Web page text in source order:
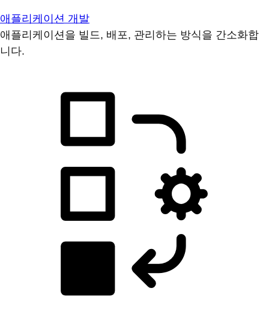
애플리케이션 개발
애플리케이션을 빌드, 배포, 관리하는 방식을 간소화합
니다.